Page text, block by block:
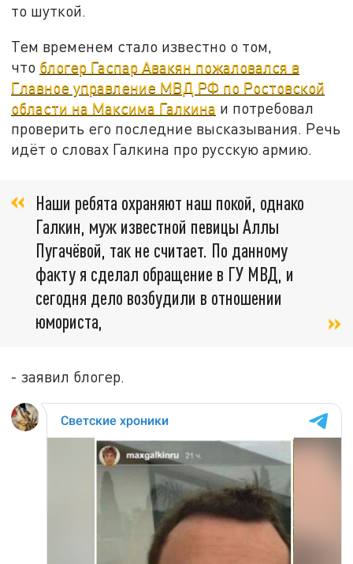
то шуткой.
Тем временем стало известно о том,
что блогер Гаспар Авакян пожаловался в
Главное управление МВД РФ по Ростовской
области на Максима Галкина и потребовал
проверить его последние высказывания. Речь
идёт о словах Галкина про русскую армию.
Наши ребята охраняют наш покой, однако
Галкин, муж известной певицы Аллы
Пугачёвой, так не считает. По данному
факту я сделал обращение в ГУ МВД, и
сегодня дело возбудили в отношении
юмориста,
- заявил блогер.